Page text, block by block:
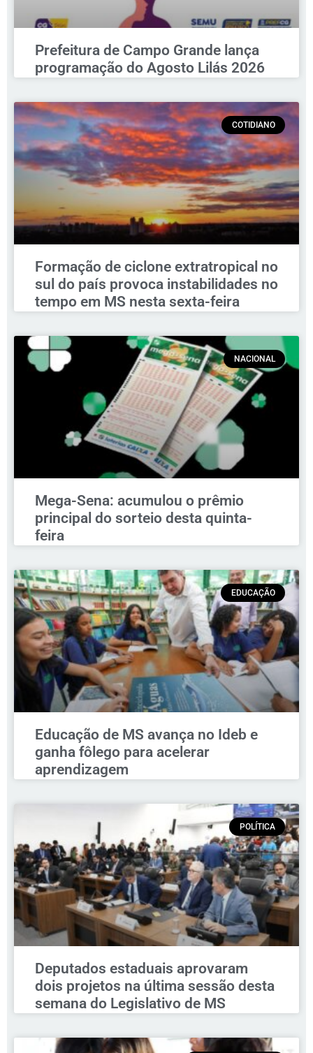
Prefeitura de Campo Grande lança
programação do Agosto Lilás 2026
COTIDIANO
Formação de ciclone extratropical no
sul do país provoca instabilidades no
tempo em MS nesta sexta-feira
NACIONAL
Mega-Sena: acumulou o prêmio
principal do sorteio desta quinta-
feira
EDUCAÇÃO
Educação de MS avança no Ideb e
ganha fôlego para acelerar
aprendizagem
POLÍTICA
Deputados estaduais aprovaram
dois projetos na última sessão desta
semana do Legislativo de MS